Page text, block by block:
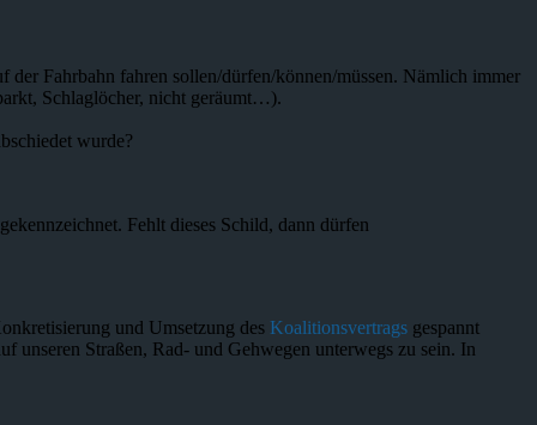
Fahrbahn fahren sollen/dürfen/können/müssen. Nämlich immer
Schlaglöcher, nicht geräumt…).
wurde?
Fehlt dieses Schild, dann dürfen
und Umsetzung des Koalitionsvertrags gespannt
Straßen, Rad- und Gehwegen unterwegs zu sein. In